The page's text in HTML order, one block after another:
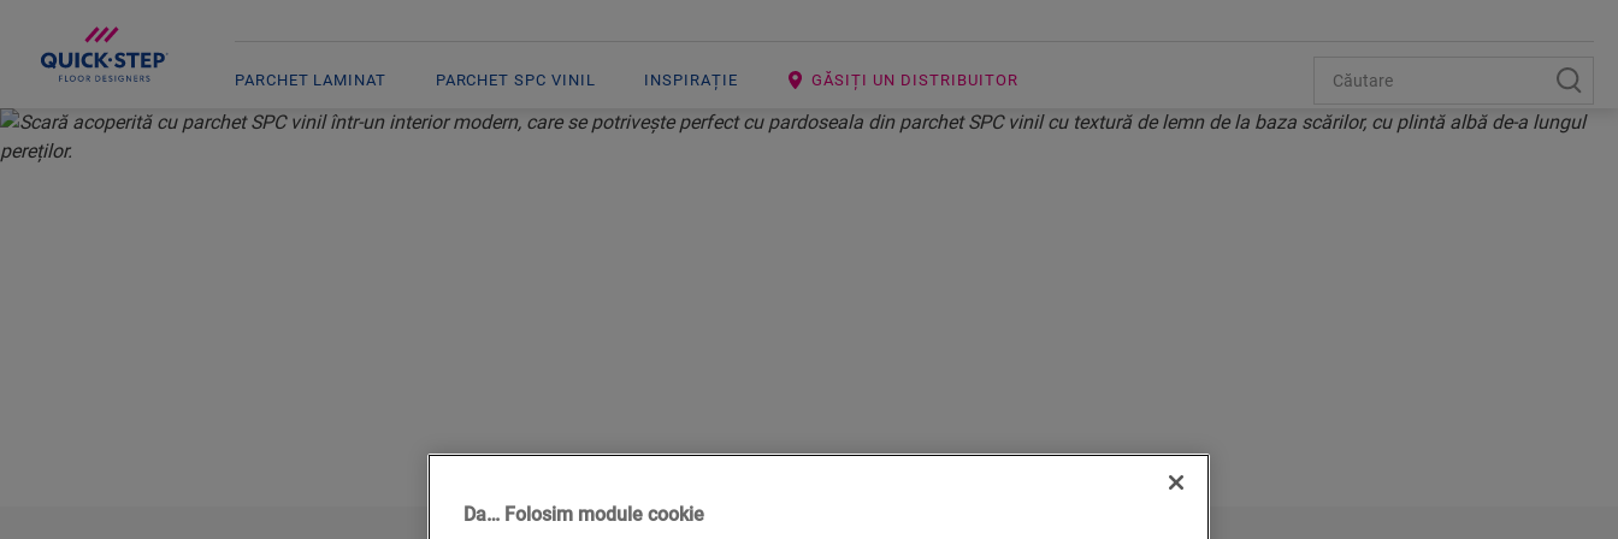
PARCHET LAMINAT PARCHET SPC VINIL INSPIRAȚIE GĂSIȚI UN DISTRIBUITOR
Da… Folosim module cookie